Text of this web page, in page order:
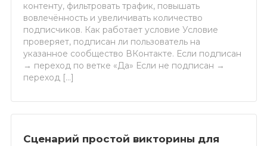
контенту, фильтровать трафик, повышать
вовлечённость и увеличивать количество
подписчиков. Как работает условие Условие
проверяет, подписан ли пользователь на
указанное сообщество ВКонтакте. Если подписан
→ переход по ветке «Да» Если не подписан →
переход […]
Сценарий простой викторины для